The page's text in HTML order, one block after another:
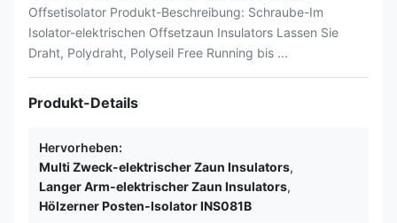
Offsetisolator Produkt-Beschreibung: Schraube-Im
Isolator-elektrischen Offsetzaun Insulators Lassen Sie
Draht, Polydraht, Polyseil Free Running bis ...
Produkt-Details
Hervorheben:
Multi Zweck-elektrischer Zaun Insulators,
Langer Arm-elektrischer Zaun Insulators,
Hölzerner Posten-Isolator INS081B